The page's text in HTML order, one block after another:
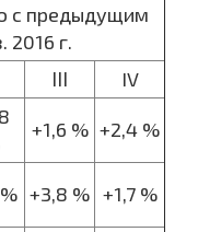
с предыдущим
2016 г.
ІІІ
IV
+1,6 % +2,4 %
+3,8 % +1,7 %